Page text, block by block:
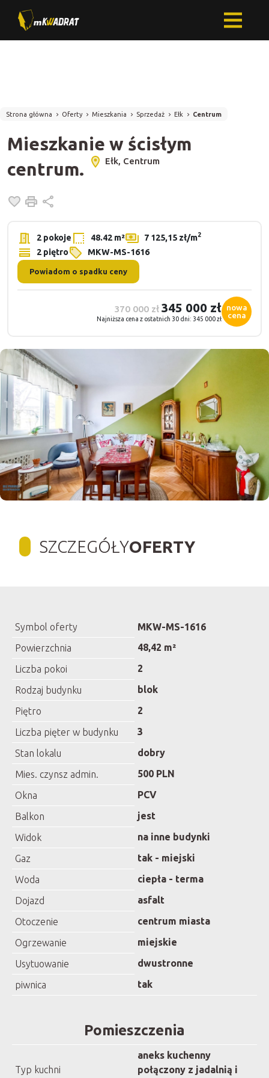
Strona główna Oferty Mieszkania Sprzedaż Ełk Centrum
Mieszkanie w ścisłym
centrum.
Ełk, Centrum
Dodaj do ulubionych
Drukuj
2 pokoje 48.42 m² 7 125,15 zł/m2
2 piętro MKW-MS-1616
Powiadom o spadku ceny
370 000 zł 345 000 zł
Najniższa cena z ostatnich 30 dni: 345 000 zł
nowa
cena
SZCZEGÓŁYOFERTY
Symbol oferty
MKW-MS-1616
Powierzchnia
48,42 m²
Liczba pokoi
2
Rodzaj budynku
blok
Piętro
2
Liczba pięter w budynku
3
Stan lokalu
dobry
Mies. czynsz admin.
500 PLN
Okna
PCV
Balkon
jest
Widok
na inne budynki
Gaz
tak - miejski
Woda
ciepła - terma
Dojazd
asfalt
Otoczenie
centrum miasta
Ogrzewanie
miejskie
Usytuowanie
dwustronne
piwnica
tak
Pomieszczenia
Typ kuchni
aneks kuchenny
połączony z jadalnią i